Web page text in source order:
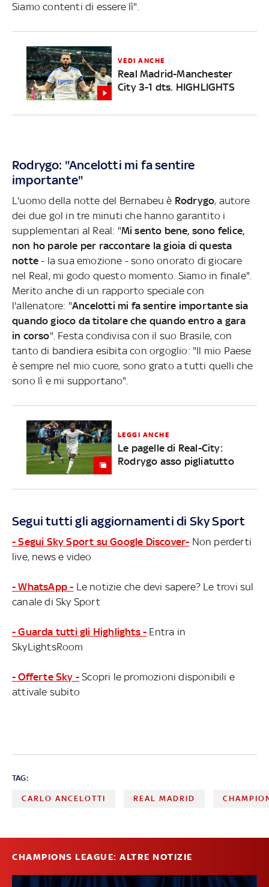
Siamo contenti di essere lì".
VEDI ANCHE
Real Madrid-Manchester
City 3-1 dts. HIGHLIGHTS
Rodrygo: "Ancelotti mi fa sentire
importante"
L'uomo della notte del Bernabeu è Rodrygo, autore
dei due gol in tre minuti che hanno garantito i
supplementari al Real: "Mi sento bene, sono felice,
non ho parole per raccontare la gioia di questa
notte - la sua emozione - sono onorato di giocare
nel Real, mi godo questo momento. Siamo in finale".
Merito anche di un rapporto speciale con
l'allenatore: "Ancelotti mi fa sentire importante sia
quando gioco da titolare che quando entro a gara
in corso". Festa condivisa con il suo Brasile, con
tanto di bandiera esibita con orgoglio: "Il mio Paese
è sempre nel mio cuore, sono grato a tutti quelli che
sono lì e mi supportano".
LEGGI ANCHE
Le pagelle di Real-City:
Rodrygo asso pigliatutto
Segui tutti gli aggiornamenti di Sky Sport
- Segui Sky Sport su Google Discover- Non perderti
live, news e video
- WhatsApp - Le notizie che devi sapere? Le trovi sul
canale di Sky Sport
- Guarda tutti gli Highlights - Entra in
SkyLightsRoom
- Offerte Sky - Scopri le promozioni disponibili e
attivale subito
TAG:
CARLO ANCELOTTI REAL MADRID
CHAMPIONS LEAGUE: ALTRE NOTIZIE